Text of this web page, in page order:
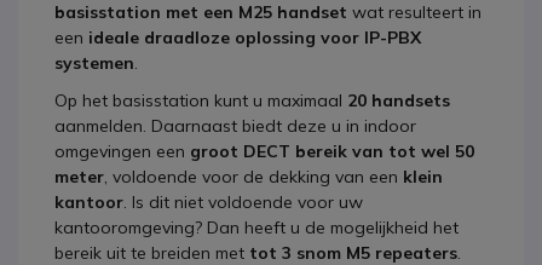
basisstation met een M25 handset wat resulteert in
een ideale draadloze oplossing voor IP-PBX
systemen.
Op het basisstation kunt u maximaal 20 handsets
aanmelden. Daarnaast biedt deze u in indoor
omgevingen een groot DECT bereik van tot wel 50
meter, voldoende voor de dekking van een klein
kantoor. Is dit niet voldoende voor uw
kantooromgeving? Dan heeft u de mogelijkheid het
bereik uit te breiden met tot 3 snom M5 repeaters.